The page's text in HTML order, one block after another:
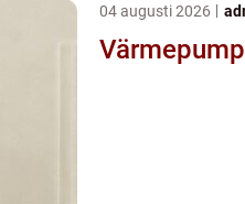
04 augusti 2026